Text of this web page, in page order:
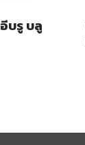
อีบรู บลู